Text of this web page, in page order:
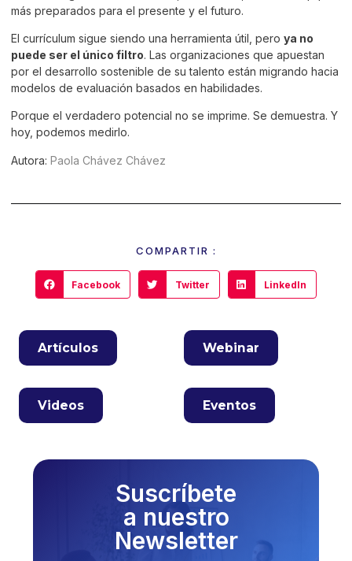
más preparados para el presente y el futuro.
El currículum sigue siendo una herramienta útil, pero ya no
puede ser el único filtro. Las organizaciones que apuestan
por el desarrollo sostenible de su talento están migrando hacia
modelos de evaluación basados en habilidades.
Porque el verdadero potencial no se imprime. Se demuestra. Y
hoy, podemos medirlo.
Autora: Paola Chávez Chávez
COMPARTIR :
Facebook Twitter LinkedIn
Artículos Webinar
Videos Eventos
Suscríbete
a nuestro
Newsletter